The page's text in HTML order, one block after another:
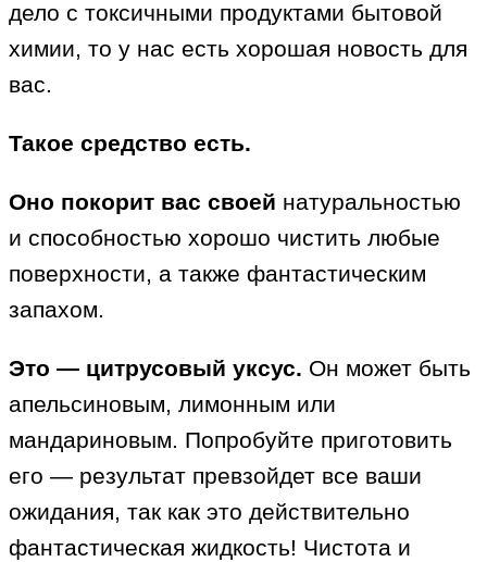
дело с токсичными продуктами бытовой
химии, то у нас есть хорошая новость для
вас.
Такое средство есть.
Оно покорит вас своей натуральностью
и способностью хорошо чистить любые
поверхности, а также фантастическим
запахом.
Это — цитрусовый уксус. Он может быть
апельсиновым, лимонным или
мандариновым. Попробуйте приготовить
его — результат превзойдет все ваши
ожидания, так как это действительно
фантастическая жидкость! Чистота и